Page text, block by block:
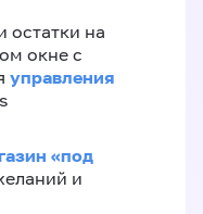
остатки на
окне с
управления
«‎под
и